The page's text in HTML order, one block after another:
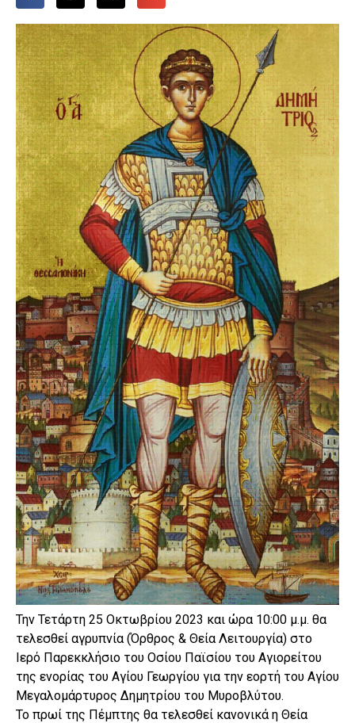
Την Τετάρτη 25 Οκτωβρίου 2023 και ώρα 10:00 μ.μ. θα
τελεσθεί αγρυπνία (Όρθρος & Θεία Λειτουργία) στο
Ιερό Παρεκκλήσιο του Οσίου Παϊσίου του Αγιορείτου
της ενορίας του Αγίου Γεωργίου για την εορτή του Αγίου
Μεγαλομάρτυρος Δημητρίου του Μυροβλύτου.
Το πρωί της Πέμπτης θα τελεσθεί κανονικά η Θεία